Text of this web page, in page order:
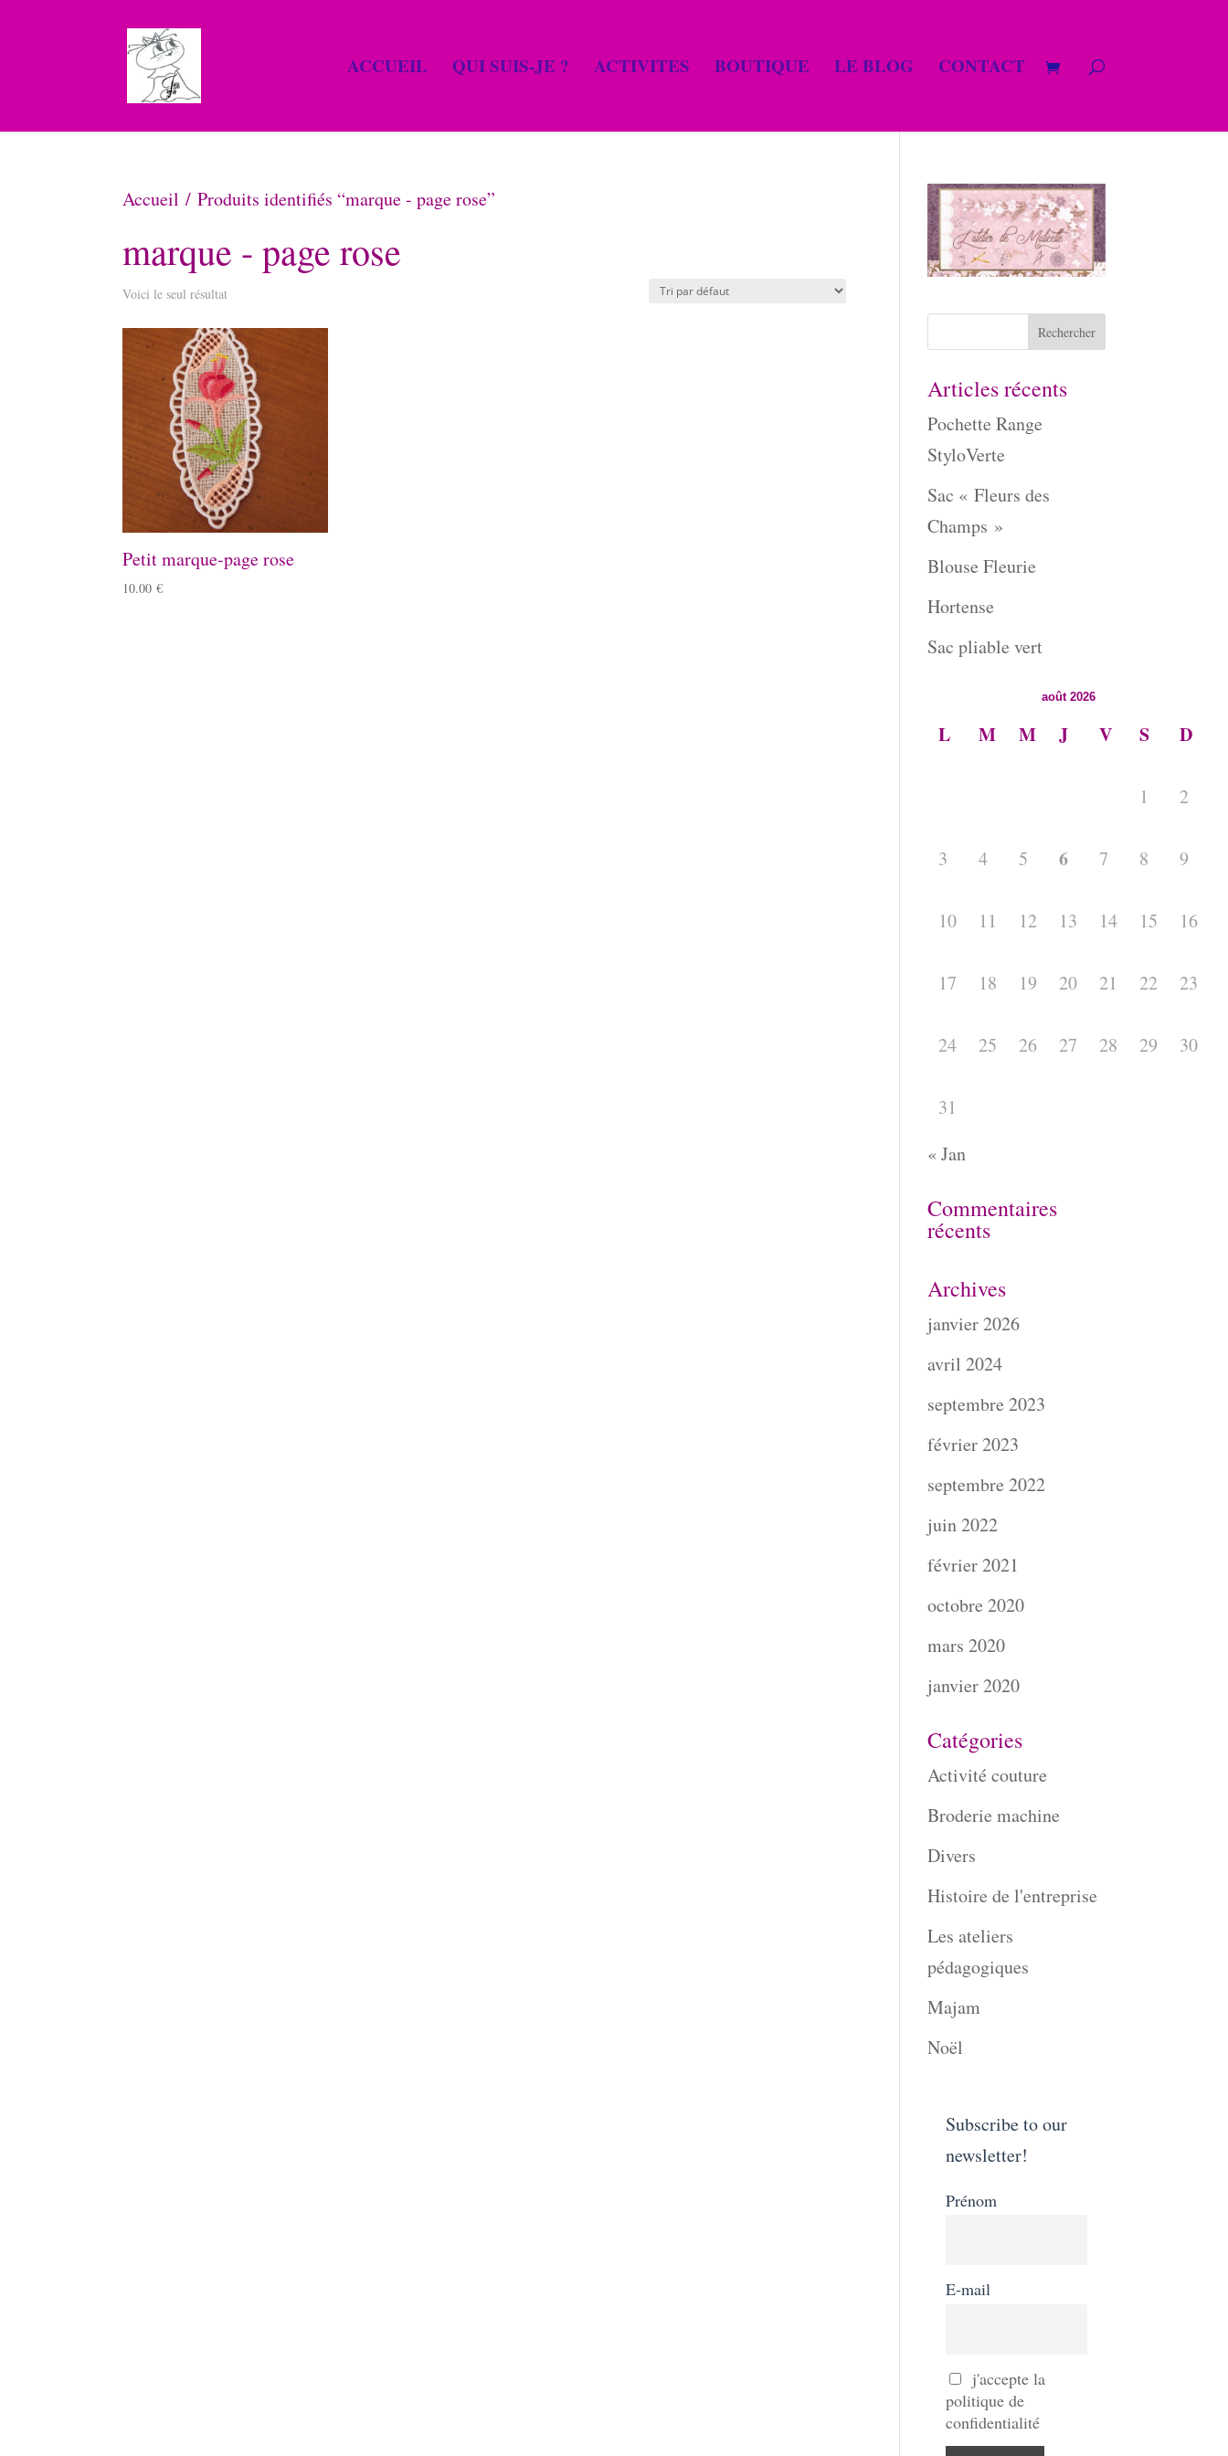
ACCUEIL QUI SUIS-JE ? ACTIVITES BOUTIQUE LE BLOG CONTACT
Accueil / Produits identifiés “marque - page rose”
marque - page rose
Voici le seul résultat
Petit marque-page rose
10.00€
Articles récents
Pochette Range
StyloVerte
Sac « Fleurs des
Champs »
Blouse Fleurie
Hortense
Sac pliable vert
août 2026
L M M J V S D
1 2
3 4 5 6 7 8 9
10 11 12 13 14 15 16
17 18 19 20 21 22 23
24 25 26 27 28 29 30
31
« Jan
Commentaires
récents
Archives
janvier 2026
avril 2024
septembre 2023
février 2023
septembre 2022
juin 2022
février 2021
octobre 2020
mars 2020
janvier 2020
Catégories
Activité couture
Broderie machine
Divers
Histoire de l'entreprise
Les ateliers
pédagogiques
Majam
Noël
Subscribe to our
newsletter!
Prénom
E-mail
j'accepte la
politique de
confidentialité